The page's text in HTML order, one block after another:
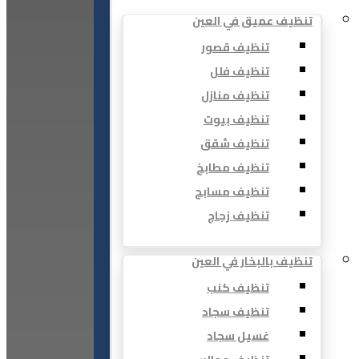
تنظيف عميق في العين
تنظيف قصور
تنظيف فلل
تنظيف منازل
تنظيف بيوت
تنظيف شقق
تنظيف مطابخ
تنظيف مسابح
تنظيف زجاج
تنظيف بالبخار في العين
تنظيف كنب
تنظيف سجاد
غسيل سجاد